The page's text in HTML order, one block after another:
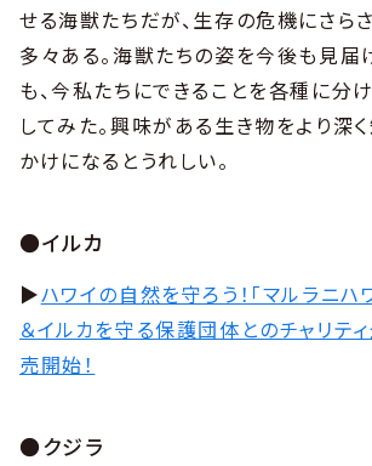
せる海獣たちだが、生存の危機にさら
多々ある。海獣たちの姿を今後も見届
も、今私たちにできることを各種に分
してみた。興味がある生き物をより深
かけになるとうれしい。
●イルカ
▶︎ハワイの自然を守ろう！「マルラニハ
＆イルカを守る保護団体とのチャリテ
売開始！
●クジラ